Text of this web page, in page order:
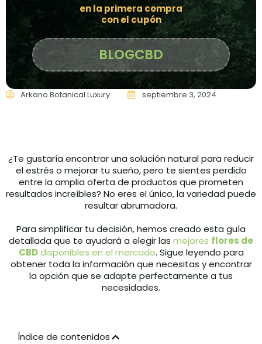
Arkano Botanical Luxury septiembre 3, 2024
¿Te gustaría encontrar una solución natural para reducir
el estrés o mejorar tu sueño, pero te sientes perdido
entre la amplia oferta de productos que prometen
resultados increíbles? No eres el único, la variedad puede
resultar abrumadora.
Para simplificar tu decisión, hemos creado esta guía
detallada que te ayudará a elegir las mejores flores de
CBDdisponibles en el mercado. Sigue leyendo para
obtener toda la información que necesitas y encontrar
la opción que se adapte perfectamente a tus
necesidades.
Índice de contenidos
en la primera compra
con el cupón
BLOGCBD